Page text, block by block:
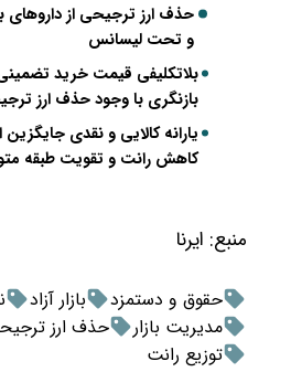
حذف ارز ترجیحی از
و تحت لیسانس
بلاتکلیفی قیمت خرید تضمینی
بازنگری با وجود حذف ارز
یارانه کالایی و نقدی
کاهش رانت و تقویت طبقه
منبع: ایرنا
حقوق و دستمزد بازار آزاد
مدیریت بازار
حذف ارز
توزیع رانت